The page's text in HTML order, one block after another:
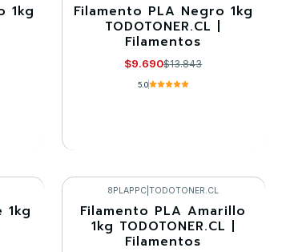
1kg -30%
Llega el 22/09/2026
Filamento PLA Negro 1kg
TODOTONER.CL |
Filamentos
$9.690$13.843
5.0
VER DETALLES
1kg -30%
Llega el 22/09/2026
8PLAPPC |TODOTONER.CL
Filamento PLA Amarillo
1kg TODOTONER.CL |
Filamentos